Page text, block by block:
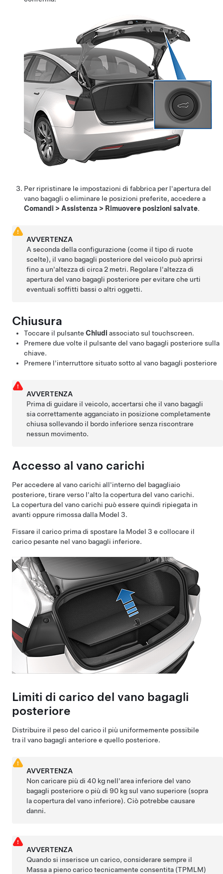
Per ripristinare le impostazioni di fabbrica per l'apertura del
vano bagagli o eliminare le posizioni preferite, accedere a
Comandi > Assistenza > Rimuovere posizioni salvate.
AVVERTENZA
A seconda della configurazione (come il tipo di ruote
scelte), il vano bagagli posteriore del veicolo può aprirsi
fino a un'altezza di circa2 metri. Regolare l'altezza di
apertura del vano bagagli posteriore per evitare che urti
eventuali soffitti bassi o altri oggetti.
Chiusura
Toccare il pulsante Chiudi associato sul touchscreen.
Premere due volte il pulsante del vano bagagli posteriore sulla
chiave.
Premere l'interruttore situato sotto al vano bagagli posteriore
AVVERTENZA
Prima di guidare il veicolo, accertarsi che il vano bagagli
sia correttamente agganciato in posizione completamente
chiusa sollevando il bordo inferiore senza riscontrare
nessun movimento.
Accesso al vano carichi
Per accedere al vano carichi all'interno del bagagliaio
posteriore, tirare verso l'alto la copertura del vano carichi.
La copertura del vano carichi può essere quindi ripiegata in
avanti oppure rimossa dalla Model 3.
Fissare il carico prima di spostare la Model 3 e collocare il
carico pesante nel vano bagagli inferiore.
Limiti di carico del vano bagagli
posteriore
Distribuire il peso del carico il più uniformemente possibile
tra il vano bagagli anteriore e quello posteriore.
AVVERTENZA
Non caricare più di40 kg nell'area inferiore del vano
bagagli posteriore o più di90 kgsul vano superiore (sopra
la copertura del vano inferiore). Ciò potrebbe causare
danni.
AVVERTENZA
Quando si inserisce un carico, considerare sempre il
Massa a pieno carico tecnicamente consentita (TPMLM)